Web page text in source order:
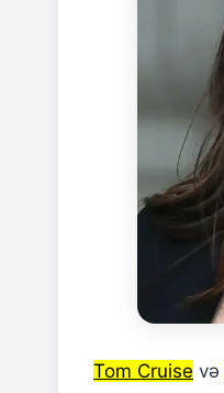
Tom Cruise və